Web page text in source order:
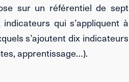
sur un référentiel de sept
qui s’appliquent à
s’ajoutent dix indicateurs
apprentissage…).